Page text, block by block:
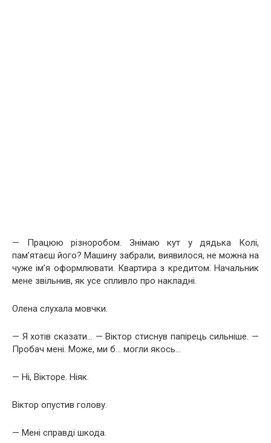
— Працюю різноробом. Знімаю кут у дядька Колі,
пам’ятаєш його? Машину забрали, виявилося, не можна на
чуже ім’я оформлювати. Квартира з кредитом. Начальник
мене звільнив, як усе спливло про накладні.
Олена слухала мовчки.
— Я хотів сказати… — Віктор стиснув папірець сильніше. —
Пробач мені. Може, ми б… могли якось…
— Ні, Вікторе. Ніяк.
Віктор опустив голову.
— Мені справді шкода.